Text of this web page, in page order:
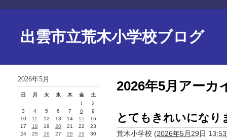
出雲市立荒木小学校ブログ
2026年5月アーカ
とてもきれいになり
荒木小学校 (2026年5月29日 13:53
2026年5月
日 月 火 水 木 金
土
1
2
3
4 5 6 7 8
9
10
11 12 13 14 15
16
17
18 19 20 21 22
23
24
25 26 27 28 29
30